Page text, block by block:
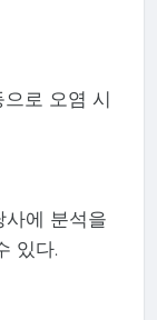
로 오염 시
에 분석을
있다.